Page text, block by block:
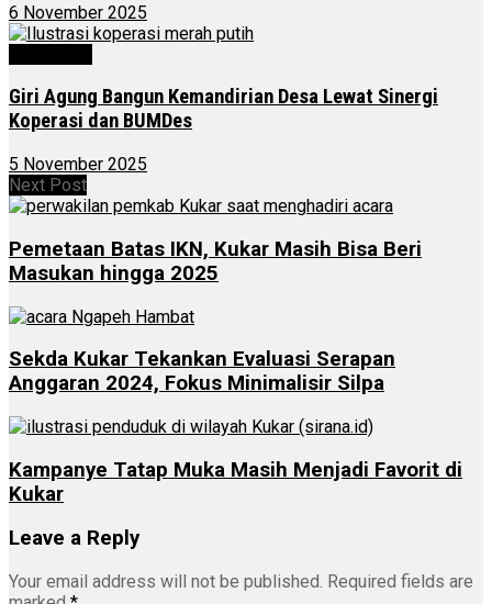
6 November 2025
Giri Agung Bangun Kemandirian Desa Lewat Sinergi
Koperasi dan BUMDes
5 November 2025
Next Post
Pemetaan Batas IKN, Kukar Masih Bisa Beri
Masukan hingga 2025
Sekda Kukar Tekankan Evaluasi Serapan
Anggaran 2024, Fokus Minimalisir Silpa
Kampanye Tatap Muka Masih Menjadi Favorit di
Kukar
Leave a Reply
Your email address will not be published. Required fields are